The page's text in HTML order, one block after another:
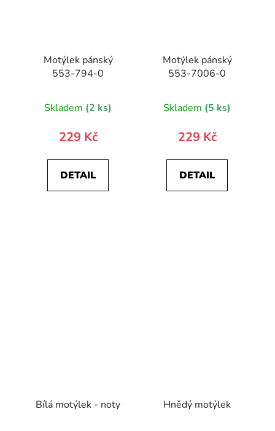
Motýlek pánský
553-794-0
Skladem (2 ks)
229 Kč
DETAIL
Motýlek pánský
553-7006-0
Skladem (5 ks)
229 Kč
DETAIL
Bílá motýlek - noty Hnědý motýlek